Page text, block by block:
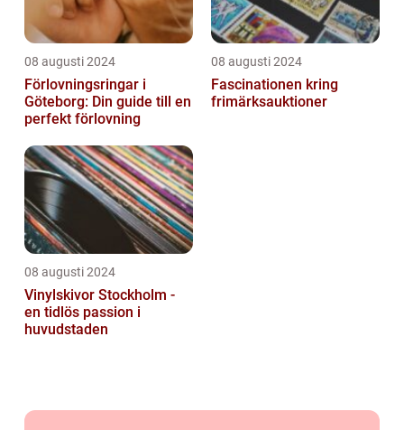
08 augusti 2024
Förlovningsringar i
Göteborg: Din guide till en
perfekt förlovning
08 augusti 2024
Fascinationen kring
frimärksauktioner
08 augusti 2024
Vinylskivor Stockholm -
en tidlös passion i
huvudstaden